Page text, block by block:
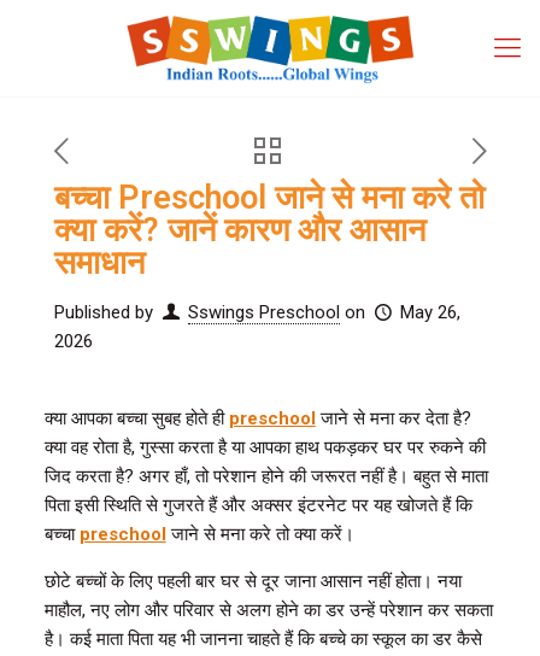
बच्चा Preschool जाने से मना करे तो
क्या करें? जानें कारण और आसान
समाधान
Published by Sswings Preschool on
May 26,
2026
क्या आपका बच्चा सुबह होते ही preschool जाने से मना कर देता है?
क्या वह रोता है, गुस्सा करता है या आपका हाथ पकड़कर घर पर रुकने की
जिद करता है? अगर हाँ, तो परेशान होने की जरूरत नहीं है। बहुत से माता
पिता इसी स्थिति से गुजरते हैं और अक्सर इंटरनेट पर यह खोजते हैं कि
बच्चा preschoolजाने से मना करे तो क्या करें।
छोटे बच्चों के लिए पहली बार घर से दूर जाना आसान नहीं होता। नया
माहौल, नए लोग और परिवार से अलग होने का डर उन्हें परेशान कर सकता
है। कई माता पिता यह भी जानना चाहते हैं कि बच्चे का स्कूल का डर कैसे